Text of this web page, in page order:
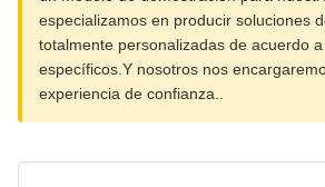
especializamos en producir soluciones
totalmente personalizadas de acuerdo
específicos.Y nosotros nos
experiencia de confianza..